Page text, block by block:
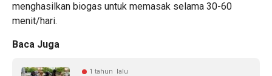
menghasilkan biogas untuk memasak selama 30-60
menit/hari.
Baca Juga
1 tahun lalu